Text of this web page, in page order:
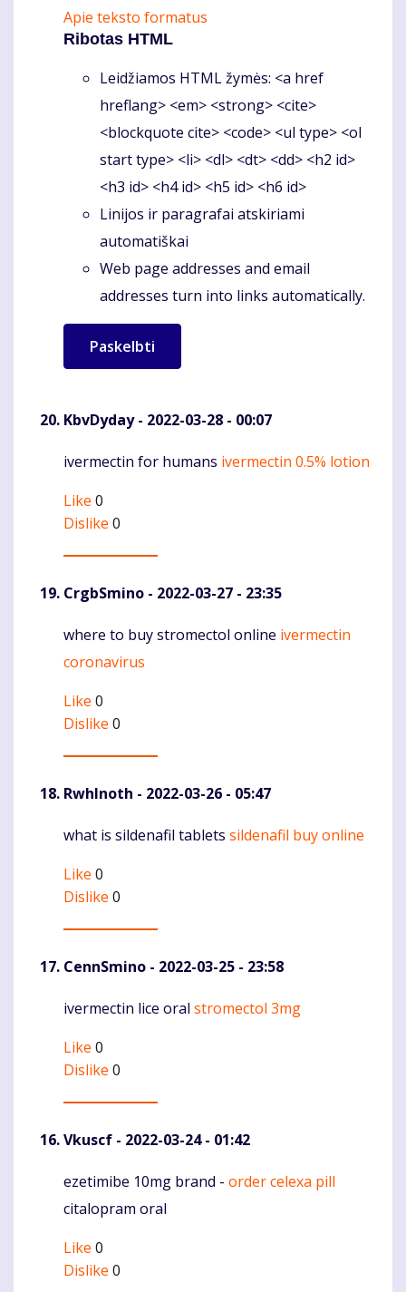
Apie teksto formatus
Ribotas HTML
Leidžiamos HTML žymės: <a href
hreflang> <em> <strong> <cite>
<blockquote cite> <code> <ul type> <ol
start type> <li> <dl> <dt> <dd> <h2 id>
<h3 id> <h4 id> <h5 id> <h6 id>
Linijos ir paragrafai atskiriami
automatiškai
Web page addresses and email
addresses turn into links automatically.
KbvDyday- 2022-03-28 - 00:07
Komentaras
ivermectin for humans ivermectin 0.5% lotion
Like 0
Dislike 0
CrgbSmino - 2022-03-27 - 23:35
Komentaras
where to buy stromectol online ivermectin
coronavirus
Like 0
Dislike 0
RwhInoth - 2022-03-26 - 05:47
Komentaras
what is sildenafil tablets sildenafil buy online
Like 0
Dislike 0
CennSmino - 2022-03-25 - 23:58
Komentaras
ivermectin lice oral stromectol 3mg
Like 0
Dislike 0
Vkuscf - 2022-03-24 - 01:42
Komentaras
ezetimibe 10mg brand - order celexa pill
citalopram oral
Like 0
Dislike 0